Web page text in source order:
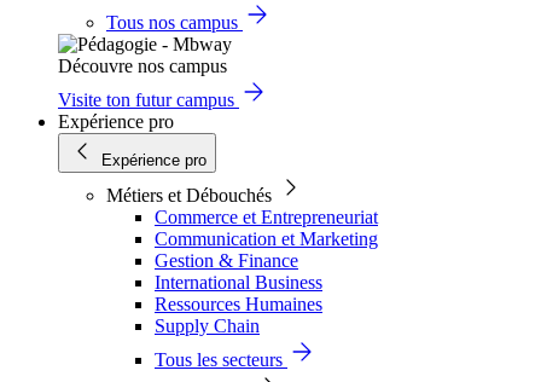
Tous nos campus
Découvre nos campus
Visite ton futur campus
Expérience pro
Expérience pro
Métiers et Débouchés
Commerce et Entrepreneuriat
Communication et Marketing
Gestion & Finance
International Business
Ressources Humaines
Supply Chain
Tous les secteurs